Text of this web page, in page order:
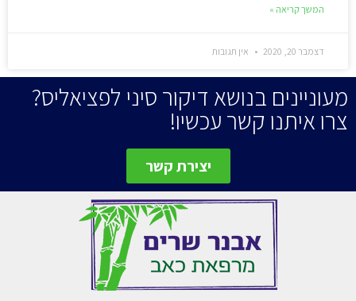
המשך קריאה »
דצמבר 20, 2020 אין תגובות
מעוניינים בנושא דיקור סיני לפציאליס?
צרו איתנו קשר עכשיו!
יצירת קשר